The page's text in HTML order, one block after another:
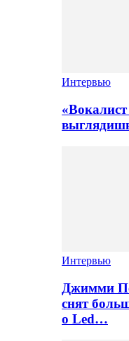
Интервью
Интервью
Джимми
снят
о Led…